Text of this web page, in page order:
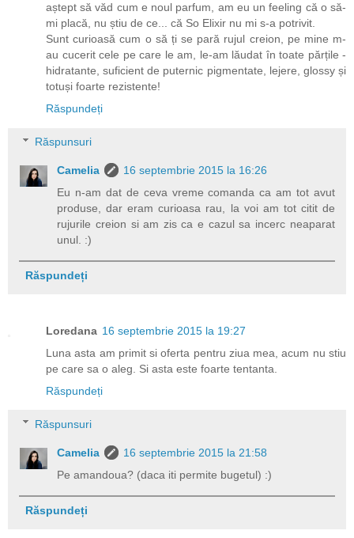
aștept să văd cum e noul parfum, am eu un feeling că o să-
mi placă, nu știu de ce... că So Elixir nu mi s-a potrivit.
Sunt curioasă cum o să ți se pară rujul creion, pe mine m-
au cucerit cele pe care le am, le-am lăudat în toate părțile -
hidratante, suficient de puternic pigmentate, lejere, glossy și
totuși foarte rezistente!
Răspundeți
Răspunsuri
Camelia
16 septembrie 2015 la 16:26
Eu n-am dat de ceva vreme comanda ca am tot avut
produse, dar eram curioasa rau, la voi am tot citit de
rujurile creion si am zis ca e cazul sa incerc neaparat
unul. :)
Răspundeți
Loredana 16 septembrie 2015 la 19:27
Luna asta am primit si oferta pentru ziua mea, acum nu stiu
pe care sa o aleg. Si asta este foarte tentanta.
Răspundeți
Răspunsuri
Camelia
16 septembrie 2015 la 21:58
Pe amandoua? (daca iti permite bugetul) :)
Răspundeți